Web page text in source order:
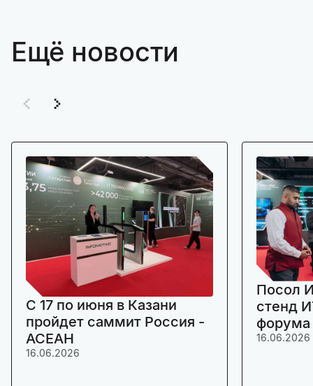
Ещё новости
C 17 по июня в Казани
пройдет саммит Россия -
АСЕАН
16.06.2026
Посол
стенд
16.06.2026